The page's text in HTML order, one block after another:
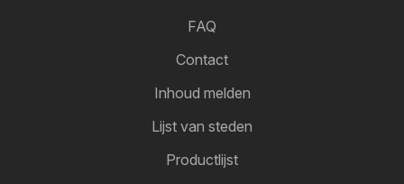
FAQ
Contact
Inhoud melden
Lijst van steden
Productlijst